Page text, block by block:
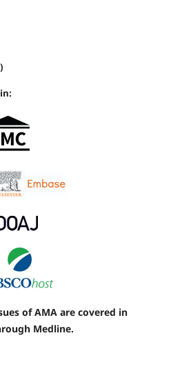
of AMA are covered in
Medline.